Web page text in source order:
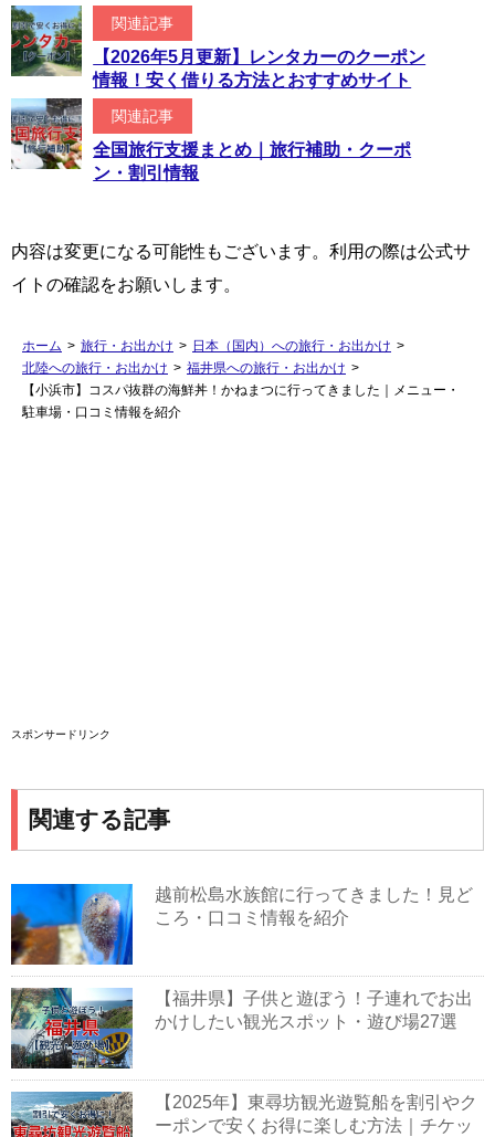
関連記事
【2026年5月更新】レンタカーのクーポン
情報！安く借りる方法とおすすめサイト
関連記事
全国旅行支援まとめ｜旅行補助・クーポ
ン・割引情報
内容は変更になる可能性もございます。利用の際は公式サ
イトの確認をお願いします。
ホーム > 旅行・お出かけ > 日本（国内）への旅行・お出かけ >
北陸への旅行・お出かけ > 福井県への旅行・お出かけ >
【小浜市】コスパ抜群の海鮮丼！かねまつに行ってきました｜メニュー・
駐車場・口コミ情報を紹介
スポンサードリンク
関連する記事
越前松島水族館に行ってきました！見ど
ころ・口コミ情報を紹介
【福井県】子供と遊ぼう！子連れでお出
かけしたい観光スポット・遊び場27選
【2025年】東尋坊観光遊覧船を割引やク
ーポンで安くお得に楽しむ方法｜チケッ